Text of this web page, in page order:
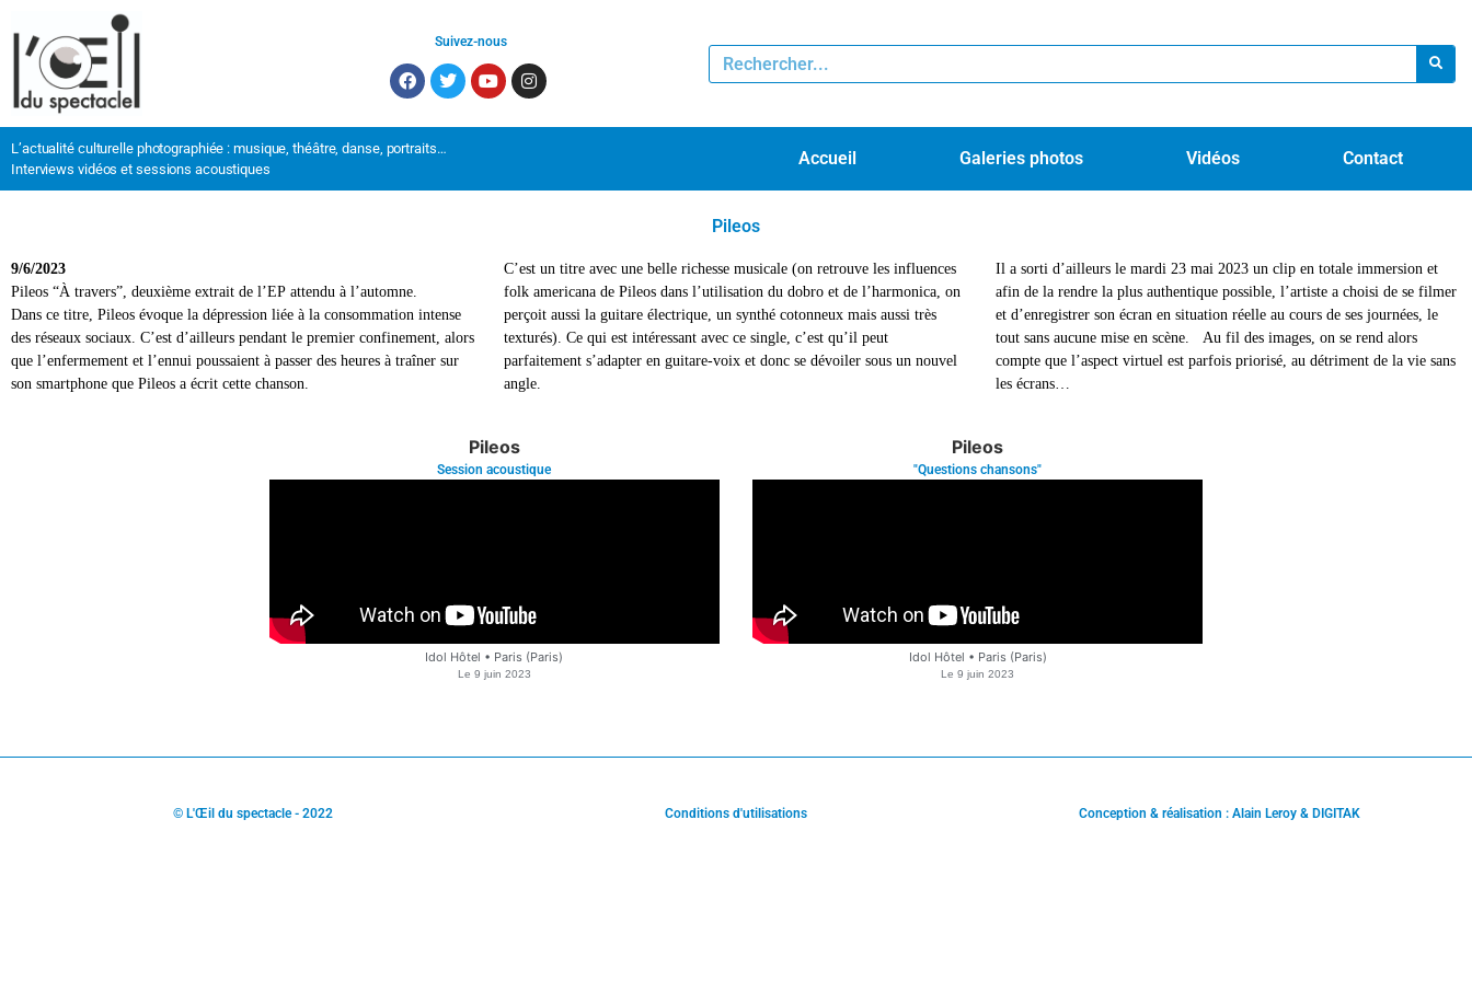
Suivez-nous
L’actualité culturelle photographiée : musique, théâtre, danse, portraits…
Interviews vidéos et sessions acoustiques
Accueil Galeries photos Vidéos Contact
Pileos
9/6/2023
Pileos “À travers”, deuxième extrait de l’EP attendu à l’automne.
Dans ce titre, Pileos évoque la dépression liée à la consommation intense
des réseaux sociaux. C’est d’ailleurs pendant le premier confinement, alors
que l’enfermement et l’ennui poussaient à passer des heures à traîner sur
son smartphone que Pileos a écrit cette chanson.
C’est un titre avec une belle richesse musicale (on retrouve les influences
folk americana de Pileos dans l’utilisation du dobro et de l’harmonica, on
perçoit aussi la guitare électrique, un synthé cotonneux mais aussi très
texturés). Ce qui est intéressant avec ce single, c’est qu’il peut
parfaitement s’adapter en guitare-voix et donc se dévoiler sous un nouvel
angle.
Il a sorti d’ailleurs le mardi 23 mai 2023 un clip en totale immersion et
afin de la rendre la plus authentique possible, l’artiste a choisi de se filmer
et d’enregistrer son écran en situation réelle au cours de ses journées, le
tout sans aucune mise en scène. Au fil des images, on se rend alors
compte que l’aspect virtuel est parfois priorisé, au détriment de la vie sans
les écrans…
Pileos
Session acoustique
Idol Hôtel • Paris (Paris)
Le 9 juin 2023
Pileos
"Questions chansons"
Idol Hôtel • Paris (Paris)
Le9 juin 2023
© L'Œil du spectacle - 2022 Conditions d'utilisations Conception & réalisation : Alain Leroy & DIGITAK